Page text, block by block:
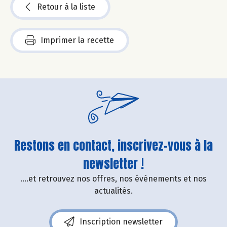
Retour à la liste
Imprimer la recette
Restons en contact, inscrivez-vous à la
newsletter !
....et retrouvez nos offres, nos événements et nos
actualités.
Inscription newsletter